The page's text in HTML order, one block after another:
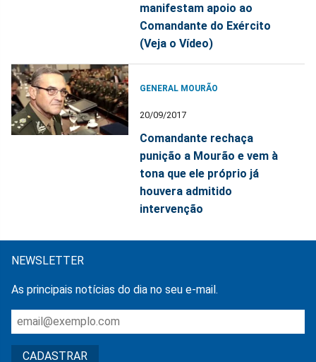
manifestam apoio ao
Comandante do Exército
(Veja o Vídeo)
GENERAL MOURÃO
20/09/2017
Comandante rechaça
punição a Mourão e vem à
tona que ele próprio já
houvera admitido
intervenção
NEWSLETTER
As principais notícias do dia no seu e-mail.